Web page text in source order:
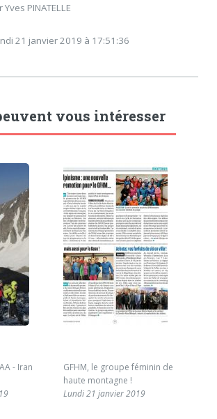
PINATELLE
21 janvier 2019 à 17:51:36
vous intéresser
- Iran
GFHM, le groupe féminin de
haute montagne !
Lundi 21 janvier 2019